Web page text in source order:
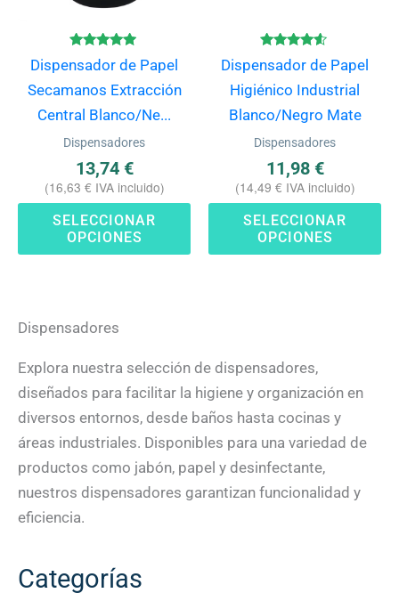
Categorías
Valorado
con
4.80
de 5
Dispensador de Papel
Secamanos Extracción
Central Blanco/Ne...
Dispensadores
13,74 €
(16,63 € IVA incluido)
SELECCIONAR
OPCIONES
pueden
producto
Valorado
con
4.43
de 5
Dispensador de Papel
Higiénico Industrial
Blanco/Negro Mate
Dispensadores
11,98 €
(14,49 € IVA incluido)
SELECCIONAR
OPCIONES
Dispensadores
Explora nuestra selección de dispensadores,
diseñados para facilitar la higiene y organización en
diversos entornos, desde baños hasta cocinas y
áreas industriales. Disponibles para una variedad de
productos como jabón, papel y desinfectante,
nuestros dispensadores garantizan funcionalidad y
eficiencia.